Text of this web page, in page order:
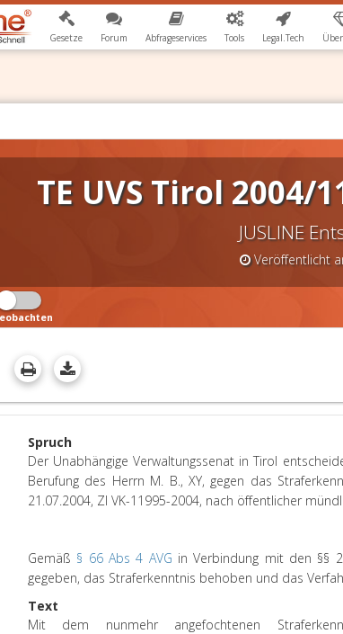
Gesetze Forum Abfrageservices Tools Legal.Tech
TE UVS Tirol 2004/
JUSLINE
Veröffentlicht
Spruch
Der Unabhängige Verwaltungssenat in Tirol
Berufung des Herrn M. B., XY, gegen das
21.07.2004, Zl VK-11995-2004, nach öffentlicher
Gemäß § 66 Abs 4 AVG in Verbindung mit den §§
gegeben, das Straferkenntnis behoben und das
Text
Mit dem nunmehr angefochtenen